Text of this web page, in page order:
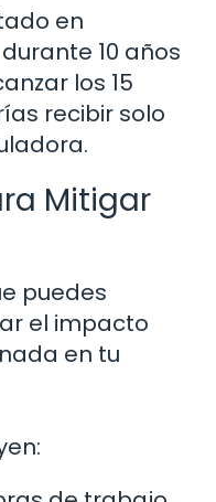
en
10 años
los 15
recibir solo
Mitigar
puedes
el impacto
en tu